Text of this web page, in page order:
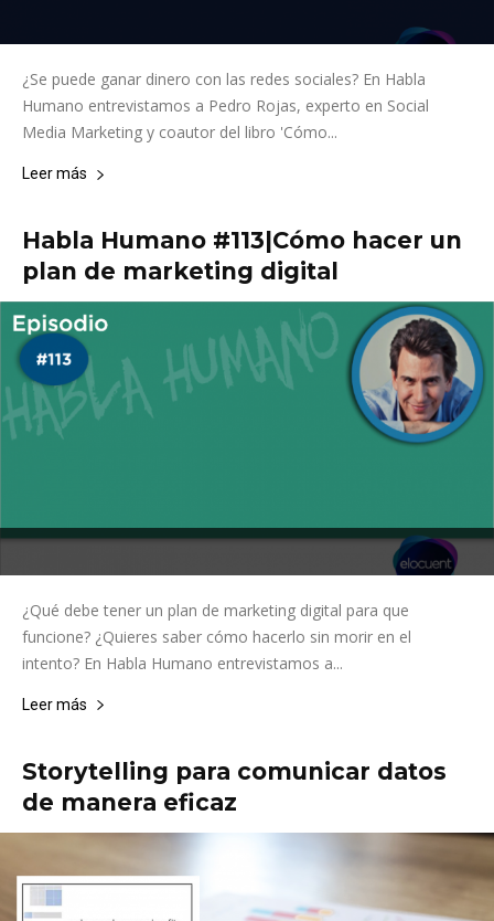
¿Se puede ganar dinero con las redes sociales? En Habla
Humano entrevistamos a Pedro Rojas, experto en Social
Media Marketing y coautor del libro 'Cómo...
Leer más
Habla Humano #113|Cómo hacer un
plan de marketing digital
¿Qué debe tener un plan de marketing digital para que
funcione? ¿Quieres saber cómo hacerlo sin morir en el
intento? En Habla Humano entrevistamos a...
Leer más
Storytelling para comunicar datos
de manera eficaz